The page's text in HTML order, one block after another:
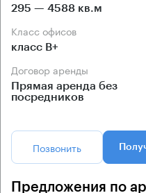
295 — 4588 кв.м
Класс офисов
класс B+
Договор аренды
Прямая аренда без
посредников
Позвонить
Предложения по